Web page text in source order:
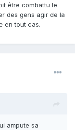
être combattu le
des gens agir de la
en tout cas.
ampute sa